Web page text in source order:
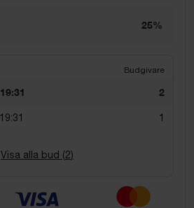
25%
Budgivare
2
1
Visa alla bud (2)